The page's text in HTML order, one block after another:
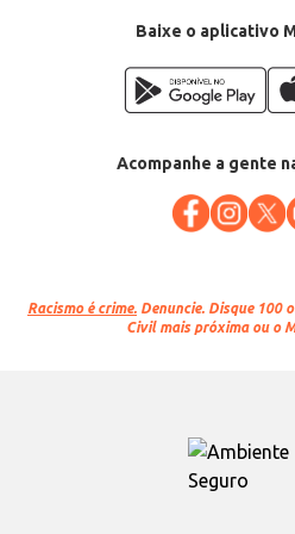
Baixe o aplicativo
Acompanhe a gente
Racismo é crime. Denuncie. Disque 100
Civil mais próxima ou o